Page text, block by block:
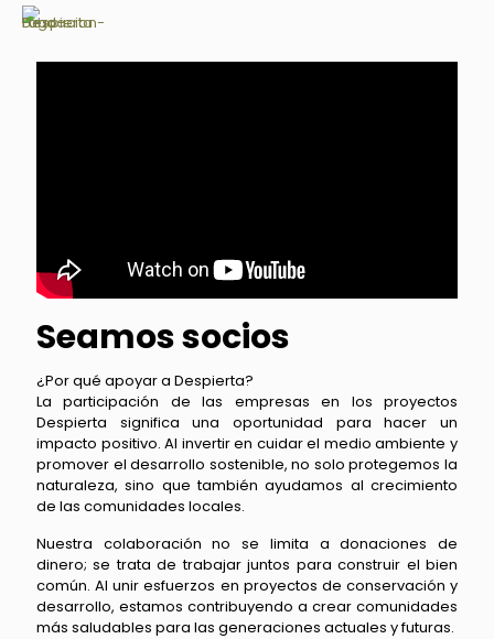
Seamos socios
¿Por qué apoyar a Despierta?
La participación de las empresas en los proyectos
Despierta significa una oportunidad para hacer un
impacto positivo. Al invertir en cuidar el medio ambiente y
promover el desarrollo sostenible, no solo protegemos la
naturaleza, sino que también ayudamos al crecimiento
de las comunidades locales.
Nuestra colaboración no se limita a donaciones de
dinero; se trata de trabajar juntos para construir el bien
común. Al unir esfuerzos en proyectos de conservación y
desarrollo, estamos contribuyendo a crear comunidades
más saludables para las generaciones actuales y futuras.